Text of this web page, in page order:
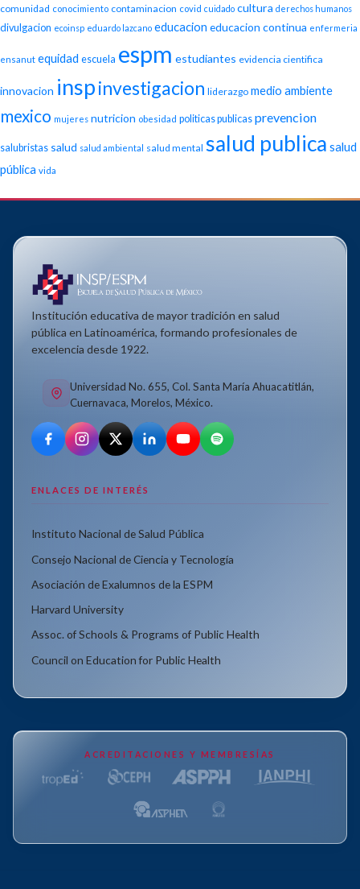
comunidad conocimiento contaminacion covid cuidado cultura derechos humanos
divulgacion ecoinsp eduardo lazcano educacion educacion continua enfermeria
ensanut equidad escuela espm estudiantes evidencia cientifica
innovacion inspinvestigacion liderazgo medio ambiente
mexico mujeres nutricion obesidad politicas publicas prevencion
salubristas salud salud ambiental salud mental salud publica salud
pública vida
Institución educativa de mayor tradición en salud
pública en Latinoamérica, formando profesionales de
excelencia desde 1922.
Universidad No. 655, Col. Santa María Ahuacatitlán,
Cuernavaca, Morelos, México.
ENLACES DE INTERÉS
Instituto Nacional de Salud Pública
Consejo Nacional de Ciencia y Tecnología
Asociación de Exalumnos de la ESPM
Harvard University
Assoc. of Schools & Programs of Public Health
Council on Education for Public Health
ACREDITACIONES Y MEMBRESÍAS